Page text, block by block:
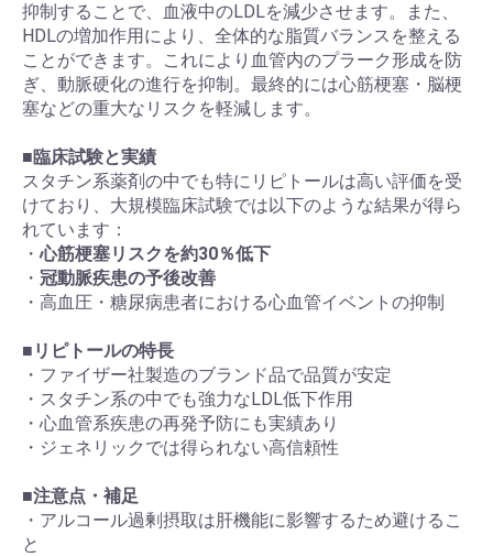
抑制することで、血液中のLDLを減少させます。また、
HDLの増加作用により、全体的な脂質バランスを整える
ことができます。これにより血管内のプラーク形成を防
ぎ、動脈硬化の進行を抑制。最終的には心筋梗塞・脳梗
塞などの重大なリスクを軽減します。
■臨床試験と実績
スタチン系薬剤の中でも特にリピトールは高い評価を受
けており、大規模臨床試験では以下のような結果が得ら
れています：
・心筋梗塞リスクを約30％低下
・ 冠動脈疾患の予後改善
・高血圧・糖尿病患者における心血管イベントの抑制
■ リピトールの特長
・ファイザー社製造のブランド品で品質が安定
・スタチン系の中でも強力なLDL低下作用
・心血管系疾患の再発予防にも実績あり
・ジェネリックでは得られない高信頼性
■注意点・補足
・アルコール過剰摂取は肝機能に影響するため避けるこ
と